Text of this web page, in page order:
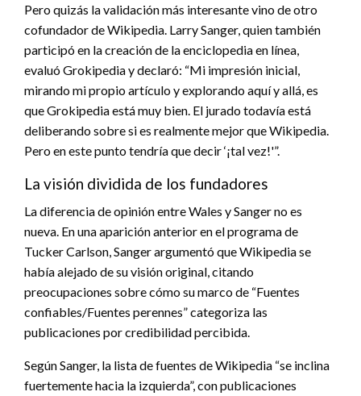
Pero quizás la validación más interesante vino de otro
cofundador de Wikipedia. Larry Sanger, quien también
participó en la creación de la enciclopedia en línea,
evaluó Grokipedia y declaró: “Mi impresión inicial,
mirando mi propio artículo y explorando aquí y allá, es
que Grokipedia está muy bien. El jurado todavía está
deliberando sobre si es realmente mejor que Wikipedia.
Pero en este punto tendría que decir ‘¡tal vez!'”.
La visión dividida de los fundadores
La diferencia de opinión entre Wales y Sanger no es
nueva. En una aparición anterior en el programa de
Tucker Carlson, Sanger argumentó que Wikipedia se
había alejado de su visión original, citando
preocupaciones sobre cómo su marco de “Fuentes
confiables/Fuentes perennes” categoriza las
publicaciones por credibilidad percibida.
Según Sanger, la lista de fuentes de Wikipedia “se inclina
fuertemente hacia la izquierda”, con publicaciones